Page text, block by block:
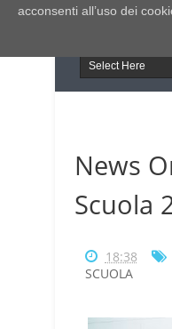
News
Scuola
18:38
SCUOLA
acconsenti all’uso dei